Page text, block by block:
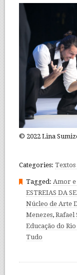
© 2022 Lina
Categories:
Tagged: Amor
ESTREIAS DA
Núcleo de Arte
Menezes,
Educação do
Tudo